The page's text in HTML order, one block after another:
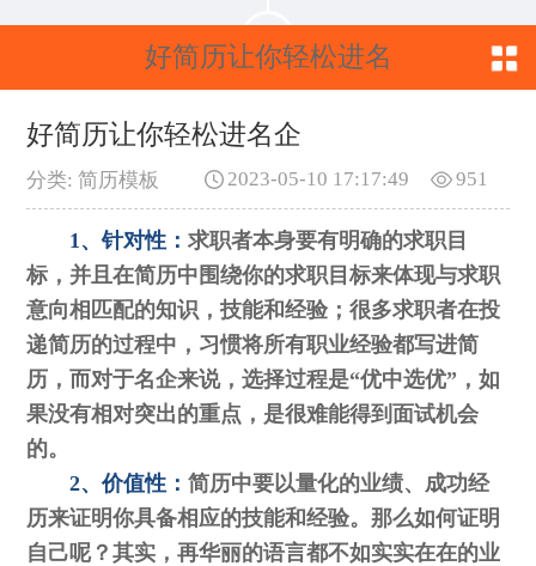
好简历让你轻松进名
企
好简历让你轻松进名企
分类: 简历模板 951
2023-05-10 17:17:49
1、针对性：求职者本身要有明确的求职目
标，并且在简历中围绕你的求职目标来体现与求职
意向相匹配的知识，技能和经验；很多求职者在投
递简历的过程中，习惯将所有职业经验都写进简
历，而对于名企来说，选择过程是“优中选优”，如
果没有相对突出的重点，是很难能得到面试机会
的。
2、价值性：简历中要以量化的业绩、成功经
历来证明你具备相应的技能和经验。那么如何证明
自己呢？其实，再华丽的语言都不如实实在在的业